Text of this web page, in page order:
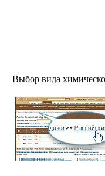
Выбор вида